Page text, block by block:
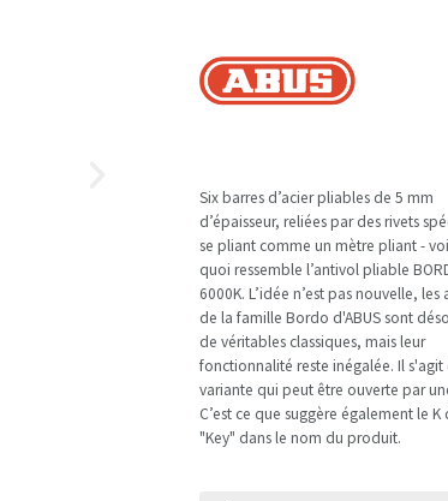
Six barres d’acier pliables de 5 mm
d’épaisseur, reliées par des rivets
se pliant comme un mètre pliant -
quoi ressemble l’antivol pliable
6000K. L’idée n’est pas nouvelle, les
de la famille Bordo d'ABUS sont
de véritables classiques, mais leur
fonctionnalité reste inégalée. Il s'agit
variante qui peut être ouverte par
C’est ce que suggère également le K
"Key" dans le nom du produit.